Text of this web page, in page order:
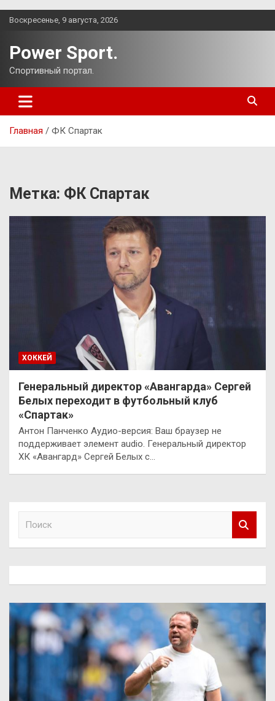
Перейти
Воскресенье, 9 августа, 2026
Power Sport.
Спортивный портал.
Главная ФК Спартак
Метка: ФК Спартак
ХОККЕЙ
Генеральный директор «Авангарда» Сергей
Белых переходит в футбольный клуб
«Спартак»
Антон Панченко Аудио-версия: Ваш браузер не
поддерживает элемент audio. Генеральный директор
ХК «Авангард» Сергей Белых с…